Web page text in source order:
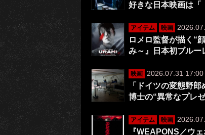
好きな日本映画は「
アイテム 映画
ロメロ監督が描く“
み～』日本初ブルー
映画 2026.07.31 17:00
「ドイツの変態野
博士の“異常なプレ
アイテム 映画
『WEAPONS／ウ